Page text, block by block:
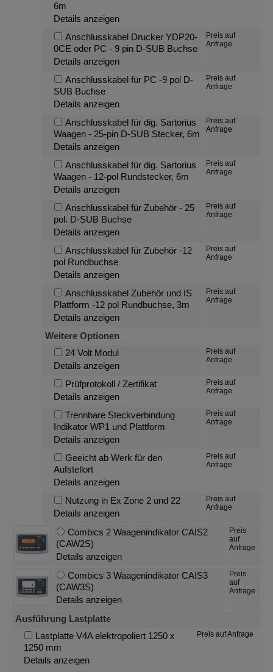
6m
Details anzeigen
Anschlusskabel Drucker YDP20-
0CE oder PC - 9 pin D-SUB Buchse
Details anzeigen
Preis auf
Anfrage
Anschlusskabel für PC -9 pol D-
SUB Buchse
Details anzeigen
Preis auf
Anfrage
Anschlusskabel für dig. Sartorius
Waagen - 25-pin D-SUB Stecker, 6m
Details anzeigen
Preis auf
Anfrage
Anschlusskabel für dig. Sartorius
Waagen - 12-pol Rundstecker, 6m
Details anzeigen
Preis auf
Anfrage
Anschlusskabel für Zubehör - 25
pol. D-SUB Buchse
Details anzeigen
Preis auf
Anfrage
Anschlusskabel für Zubehör -12
pol Rundbuchse
Details anzeigen
Preis auf
Anfrage
Anschlusskabel Zubehör und IS
Plattform -12 pol Rundbuchse, 3m
Details anzeigen
Preis auf
Anfrage
Weitere Optionen
24 Volt Modul
Details anzeigen
Preis auf
Anfrage
Prüfprotokoll / Zertifikat
Details anzeigen
Preis auf
Anfrage
Trennbare Steckverbindung
Indikator WP1 und Plattform
Details anzeigen
Preis auf
Anfrage
Geeicht ab Werk für den
Aufstellort
Details anzeigen
Preis auf
Anfrage
Nutzung in Ex Zone 2 und 22
Details anzeigen
Preis auf
Anfrage
Combics 2 Waagenindikator CAIS2
(CAW2S)
Details anzeigen
Preis
auf
Anfrage
Combics 3 Waagenindikator CAIS3
(CAW3S)
Details anzeigen
Preis
auf
Anfrage
Ausführung Lastplatte
Lastplatte V4A elektropoliert 1250 x
1250 mm
Details anzeigen
Preis auf Anfrage